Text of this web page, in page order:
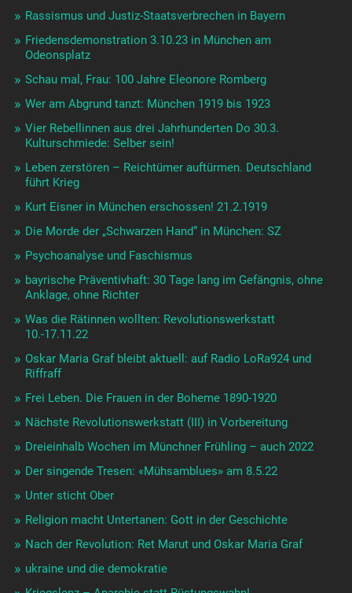
Rassismus und Justiz-Staatsverbrechen in Bayern
Friedensdemonstration 3.10.23 in München am
Odeonsplatz
Schau mal, Frau: 100 Jahre Eleonore Romberg
Wer am Abgrund tanzt: München 1919 bis 1923
Vier Rebellinnen aus drei Jahrhunderten Do 30.3.
Kulturschmiede: Selber sein!
Leben zerstören – Reichtümer auftürmen. Deutschland
führt Krieg
Kurt Eisner in München erschossen! 21.2.1919
Die Morde der „Schwarzen Hand“ in München: SZ
Psychoanalyse und Faschismus
bayrische Präventivhaft: 30 Tage lang im Gefängnis, ohne
Anklage, ohne Richter
Was die Rätinnen wollten: Revolutionswerkstatt
10.-17.11.22
Oskar Maria Graf bleibt aktuell: auf Radio LoRa924 und
Riffraff
Frei Leben. Die Frauen in der Boheme 1890-1920
Nächste Revolutionswerkstatt (III) in Vorbereitung
Dreieinhalb Wochen im Münchner Frühling – auch 2022
Der singende Tresen: «Mühsamblues» am 8.5.22
Unter sticht Ober
Religion macht Untertanen: Gott in der Geschichte
Nach der Revolution: Ret Marut und Oskar Maria Graf
ukraine und die demokratie